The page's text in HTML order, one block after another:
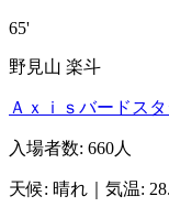
65'
野見山 楽斗
Ａｘｉｓバードス
入場者数: 660人
天候: 晴れ 気温: